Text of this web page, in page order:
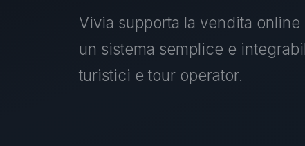
Vivia supporta la vendita
un sistema semplice e
turistici e tour operator.